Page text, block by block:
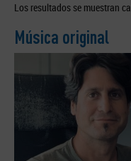
Los resultados se muestran
Música original